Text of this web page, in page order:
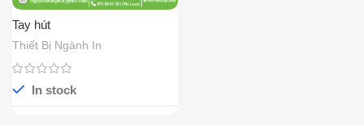
Tay hút
Thiết Bị Ngành In
In stock